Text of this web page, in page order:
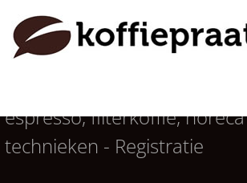
Koffiepraat.nl forum over
espresso, filterkoffie,
technieken - Registratie